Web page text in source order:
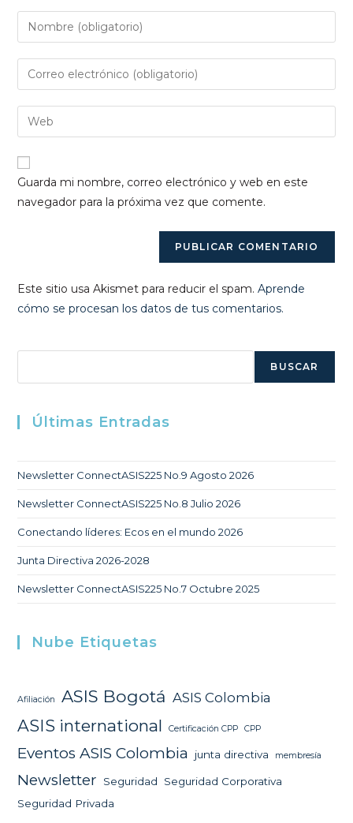
Introduce
tu
nombre
de
usuario
para
comentar
Introduce
tu
dirección
de
electrónico
para
comentar
Introduce
la
URL
Guarda mi nombre, correo electrónico y web en este
navegador para la próxima vez que comente.
Este sitio usa Akismet para reducir el spam.Aprende
cómo se procesan los datos de tus comentarios.
BUSCAR
Últimas Entradas
Newsletter ConnectASIS225 No.9 Agosto 2026
Newsletter ConnectASIS225 No.8 Julio 2026
Conectando líderes: Ecos en el mundo 2026
Junta Directiva 2026-2028
Newsletter ConnectASIS225 No.7 Octubre 2025
Nube Etiquetas
Afiliación ASIS Bogotá ASIS Colombia
ASIS international Certificación CPP CPP
Eventos ASIS Colombia junta directiva membresía
Newsletter Seguridad
Seguridad Corporativa
Seguridad Privada